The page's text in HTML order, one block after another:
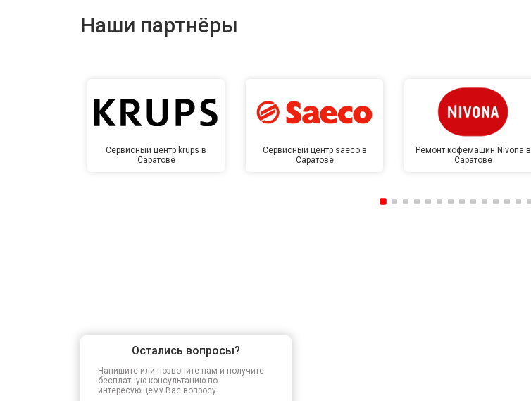
Наши партнёры
Сервисный центр krups в
Саратове
Сервисный центр saeco в
Саратове
Ремонт кофемашин Nivona в
Саратове
Остались вопросы?
Напишите или позвоните нам и получите
бесплатную консультацию по
интересующему Вас вопросу.